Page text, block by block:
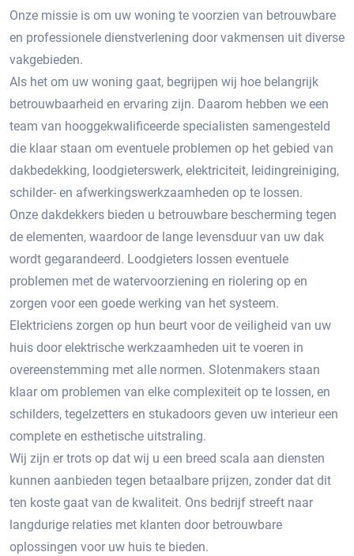
Onze missie is om uw woning te voorzien van betrouwbare
en professionele dienstverlening door vakmensen uit diverse
vakgebieden.
Als het om uw woning gaat, begrijpen wij hoe belangrijk
betrouwbaarheid en ervaring zijn. Daarom hebben we een
team van hooggekwalificeerde specialisten samengesteld
die klaar staan om eventuele problemen op het gebied van
dakbedekking, loodgieterswerk, elektriciteit, leidingreiniging,
schilder- en afwerkingswerkzaamheden op te lossen.
Onze dakdekkers bieden u betrouwbare bescherming tegen
de elementen, waardoor de lange levensduur van uw dak
wordt gegarandeerd. Loodgieters lossen eventuele
problemen met de watervoorziening en riolering op en
zorgen voor een goede werking van het systeem.
Elektriciens zorgen op hun beurt voor de veiligheid van uw
huis door elektrische werkzaamheden uit te voeren in
overeenstemming met alle normen. Slotenmakers staan ​​
klaar om problemen van elke complexiteit op te lossen, en
schilders, tegelzetters en stukadoors geven uw interieur een
complete en esthetische uitstraling.
Wij zijn er trots op dat wij u een breed scala aan diensten
kunnen aanbieden tegen betaalbare prijzen, zonder dat dit
ten koste gaat van de kwaliteit. Ons bedrijf streeft naar
langdurige relaties met klanten door betrouwbare
oplossingen voor uw huis te bieden.